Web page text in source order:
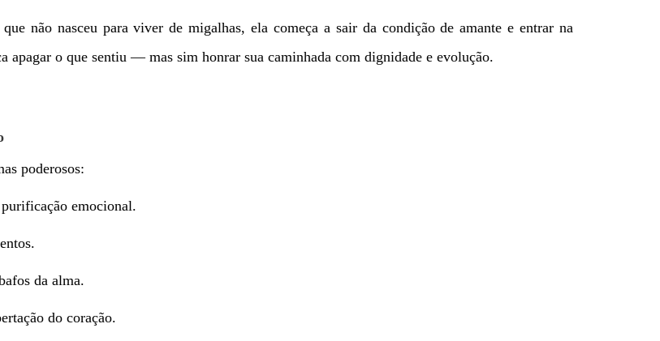
não nasceu para viver de migalhas, ela começa a sair da condição de amante e entrar na
apagar o que sentiu — mas sim honrar sua caminhada com dignidade e evolução.
poderosos:
emocional.
da alma.
do coração.